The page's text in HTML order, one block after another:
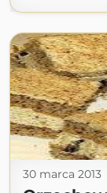
30 marca 2013